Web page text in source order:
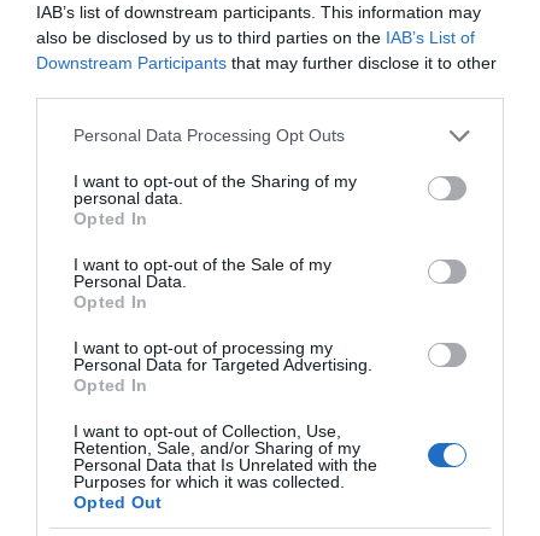
IAB’s list of downstream participants. This information may
also be disclosed by us to third parties on the IAB’s List of
Downstream Participants that may further disclose it to other
Please note that this website/app uses one or more Google
not limited to your visit or usage behaviour. You may click to
grant or deny consent to Google and its third-party tags to
use your data for below specified purposes in below Google
consent section.
Personal Data Processing Opt Outs
I want to opt-out of the Sharing of my
personal data.
Opted In
I want to opt-out of the Sale of my
Personal Data.
Opted In
I want to opt-out of processing my
Personal Data for Targeted Advertising.
Opted In
I want to opt-out of Collection, Use,
Retention, Sale, and/or Sharing of my
Personal Data that Is Unrelated with the
Purposes for which it was collected.
Opted Out
ΠΑΥΛΟΣ ΜΑΡΙΝΑΚΗΣ: «ΔΕΝ ΗΘΕΛΑ ΝΑ ΑΦΗΣΩ ΣΤΟΝ
ΕΠΟΜΕΝΟ ΜΙΑ ΚΑΥΤΗ ΠΑΤΑΤΑ»
Ο κυβερνητικός εκπρόσωπος,
χαρτιά του στις «Τυπολογίες»
σε ένα vidcast που μιλάει για
τις μεγάλες τομές στον χώρο
των Μέσων Μαζικής